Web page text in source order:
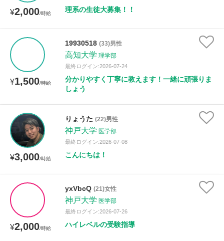
¥2,000/時給 理系の生徒大募集！！
¥1,500/時給
19930518 (33)男性
高知大学 理学部
最終ログイン:2026-07-24
分かりやすく丁寧に教えます！一緒に頑張りま
しょう
¥3,000/時給
りょうた (22)男性
神戸大学 医学部
最終ログイン:2026-07-08
こんにちは！
¥2,000/時給
yxVbcQ (21)女性
神戸大学 医学部
最終ログイン:2026-07-26
ハイレベルの受験指導